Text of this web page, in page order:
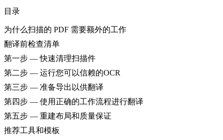
目录
为什么扫描的 PDF 需要额外的工作
翻译前检查清单
第一步 — 快速清理扫描件
第二步 — 运行您可以信赖的OCR
第三步 — 准备导出以供翻译
第四步 — 使用正确的工作流程进行翻译
第五步 — 重建布局和质量保证
推荐工具和模板